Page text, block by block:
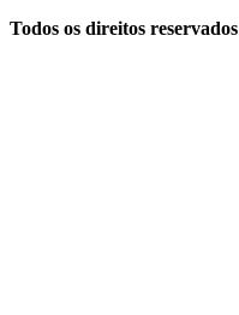
Todos os direitos reservados